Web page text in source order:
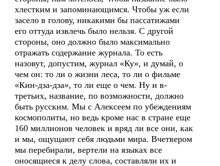
хлестким и запоминающимся. Чтобы уж если
засело в голову, никакими бы пассатижами
его оттуда извлечь было нельзя. С другой
стороны, оно должно было максимально
отражать содержание журнала. То есть
назовут, допустим, журнал «Ку», и думай, о
чем он: то ли о жизни леса, то ли о фильме
«Кин-дза-дза», то ли еще о чем. Ну и в-
третьих, название, по возможности, должно
быть русским. Мы с Алексеем по убеждениям
космополиты, но ведь кроме нас в стране еще
160 миллионов человек и вряд ли все они, как
и мы, ощущают себя людьми мира. Вчетвером
мы перебирали, вертели на языках все
оносящиеся к делу слова, составляли их и